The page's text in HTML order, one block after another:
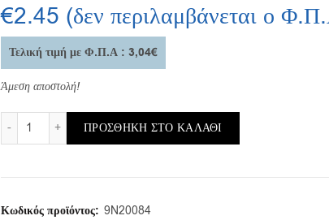
€2.45 (δεν περιλαμβάνεται ο
Τελική τιμή με Φ.Π.Α : 3,04€
Άμεση αποστολή!
OR-NBR-90/a/49,00X2,00 (συσκευασία 10τμ.) ποσότητα
ΠΡΟΣΘΉΚΗ ΣΤΟ ΚΑΛΆΘΙ
Κωδικός προϊόντος: 9N20084